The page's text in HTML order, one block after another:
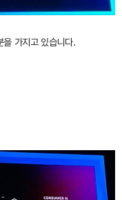
을 가지고 있습니다.